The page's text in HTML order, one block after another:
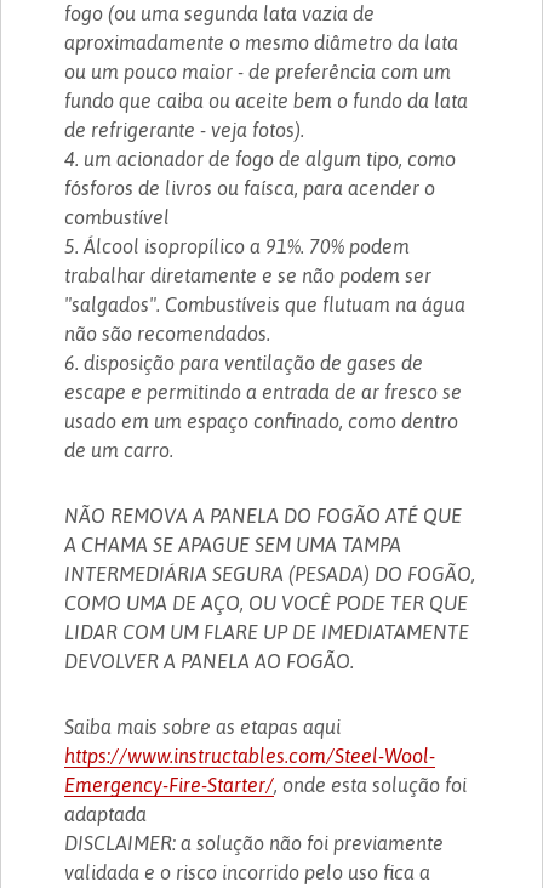
fogo (ou uma segunda lata vazia de
aproximadamente o mesmo diâmetro da lata
ou um pouco maior - de preferência com um
fundo que caiba ou aceite bem o fundo da lata
de refrigerante - veja fotos).
4. um acionador de fogo de algum tipo, como
fósforos de livros ou faísca, para acender o
combustível
5. Álcool isopropílico a 91%. 70% podem
trabalhar diretamente e se não podem ser
"salgados". Combustíveis que flutuam na água
não são recomendados.
6. disposição para ventilação de gases de
escape e permitindo a entrada de ar fresco se
usado em um espaço confinado, como dentro
de um carro.
NÃO REMOVA A PANELA DO FOGÃO ATÉ QUE
A CHAMA SE APAGUE SEM UMA TAMPA
INTERMEDIÁRIA SEGURA (PESADA) DO FOGÃO,
COMO UMA DE AÇO, OU VOCÊ PODE TER QUE
LIDAR COM UM FLARE UP DE IMEDIATAMENTE
DEVOLVER A PANELA AO FOGÃO.
Saiba mais sobre as etapas aqui
https://www.instructables.com/Steel-Wool-
Emergency-Fire-Starter/, onde esta solução foi
adaptada
DISCLAIMER: a solução não foi previamente
validada e o risco incorrido pelo uso fica a